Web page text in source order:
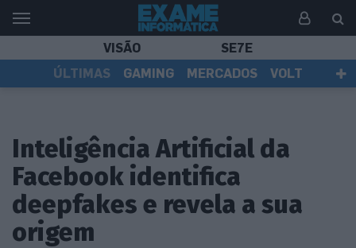
VISÃO
SE7E
ÚLTIMAS
GAMING MERCADOS
VOLT
Inteligência Artificial da
Facebook identifica
deepfakes e revela a sua
origem